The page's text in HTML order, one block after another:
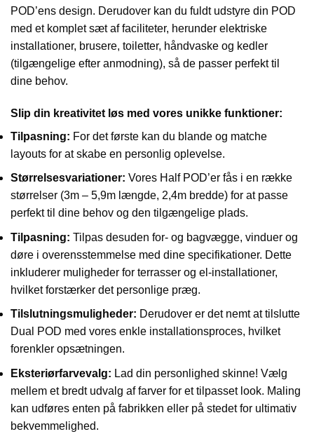
POD’ens design. Derudover kan du fuldt udstyre din POD
med et komplet sæt af faciliteter, herunder elektriske
installationer, brusere, toiletter, håndvaske og kedler
(tilgængelige efter anmodning), så de passer perfekt til
dine behov.
Slip din kreativitet løs med vores unikke funktioner:
Tilpasning: For det første kan du blande og matche
layouts for at skabe en personlig oplevelse.
Størrelsesvariationer: Vores Half POD’er fås i en række
størrelser (3m – 5,9m længde, 2,4m bredde) for at passe
perfekt til dine behov og den tilgængelige plads.
Tilpasning: Tilpas desuden for- og bagvægge, vinduer og
døre i overensstemmelse med dine specifikationer. Dette
inkluderer muligheder for terrasser og el-installationer,
hvilket forstærker det personlige præg.
Tilslutningsmuligheder: Derudover er det nemt at tilslutte
Dual POD med vores enkle installationsproces, hvilket
forenkler opsætningen.
Eksteriørfarvevalg: Lad din personlighed skinne! Vælg
mellem et bredt udvalg af farver for et tilpasset look. Maling
kan udføres enten på fabrikken eller på stedet for ultimativ
bekvemmelighed.